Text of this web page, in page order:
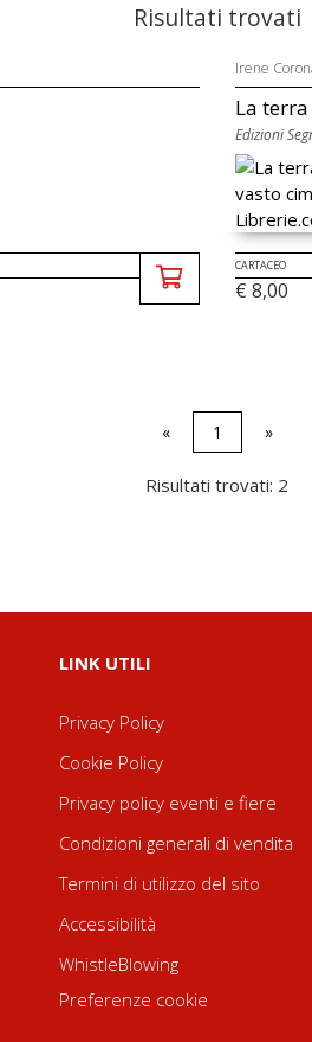
Risultati trovati
Irene
La
Edizioni
CARTACEO
€ 8,00
« 1 »
Risultati trovati: 2
LINK UTILI
Privacy Policy
Cookie Policy
Privacy policy eventi e fiere
Condizioni generali di vendita
Termini di utilizzo del sito
Accessibilità
WhistleBlowing
Preferenze cookie